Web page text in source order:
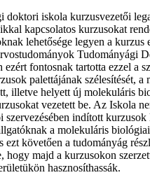
doktori iskola kurzusvezetői
kapcsolatos kurzusokat
lehetősége legyen a kurzus
Tudományági
ezért fontosnak tartotta ezzel a
palettájának szélesítését, a
illetve helyett új molekuláris
vezetett be. Az Iskola
szervezésében indított kurzusok
a molekuláris
ezt követően a tudományág
hogy majd a kurzusokon
hasznosíthassák.